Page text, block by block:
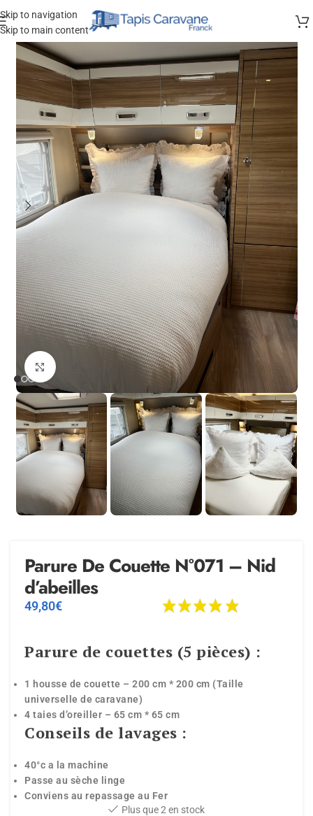
Skip to navigation
Skip to main content
Agrandir
Parure De Couette N°071 – Nid
d’abeilles
49,80€
Parure de couettes (5 pièces) :
1 housse de couette – 200 cm * 200 cm (Taille
universelle de caravane)
4 taies d’oreiller – 65 cm * 65 cm
Conseils de lavages :
40°c a la machine
Passe au sèche linge
Conviens au repassage au Fer
Plus que 2 en stock